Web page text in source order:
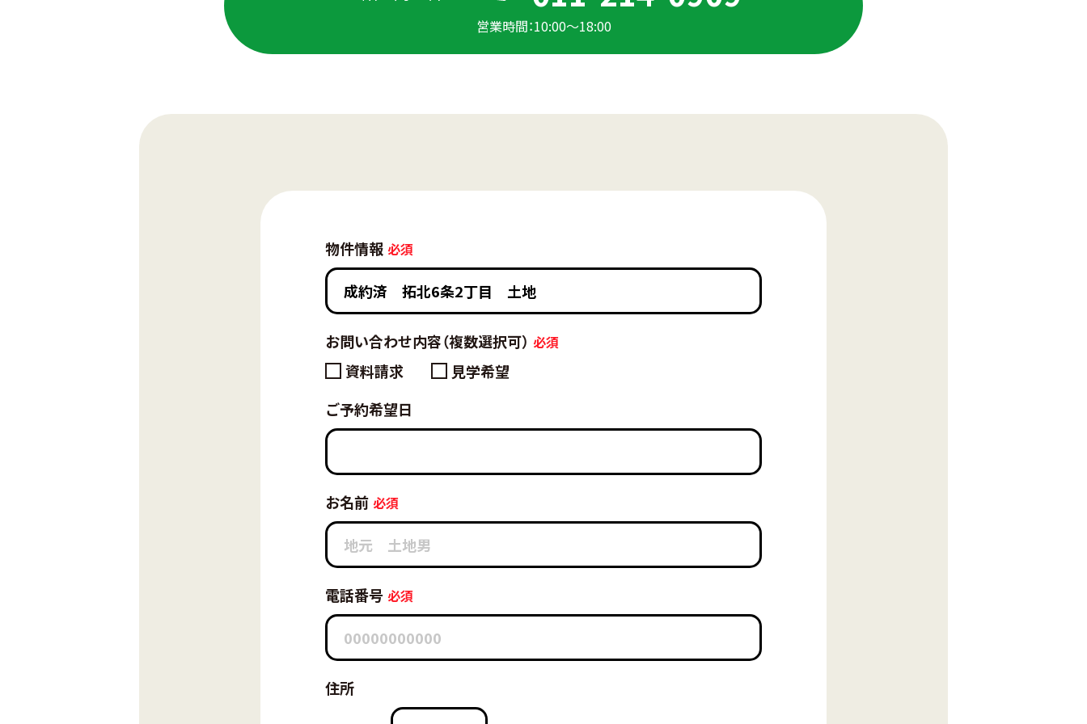
営業時間：10:00〜18:00
物件情報
お問い合わせ内容（複数選択可）
資料請求
見学希望
ご予約希望日
お名前
電話番号
住所